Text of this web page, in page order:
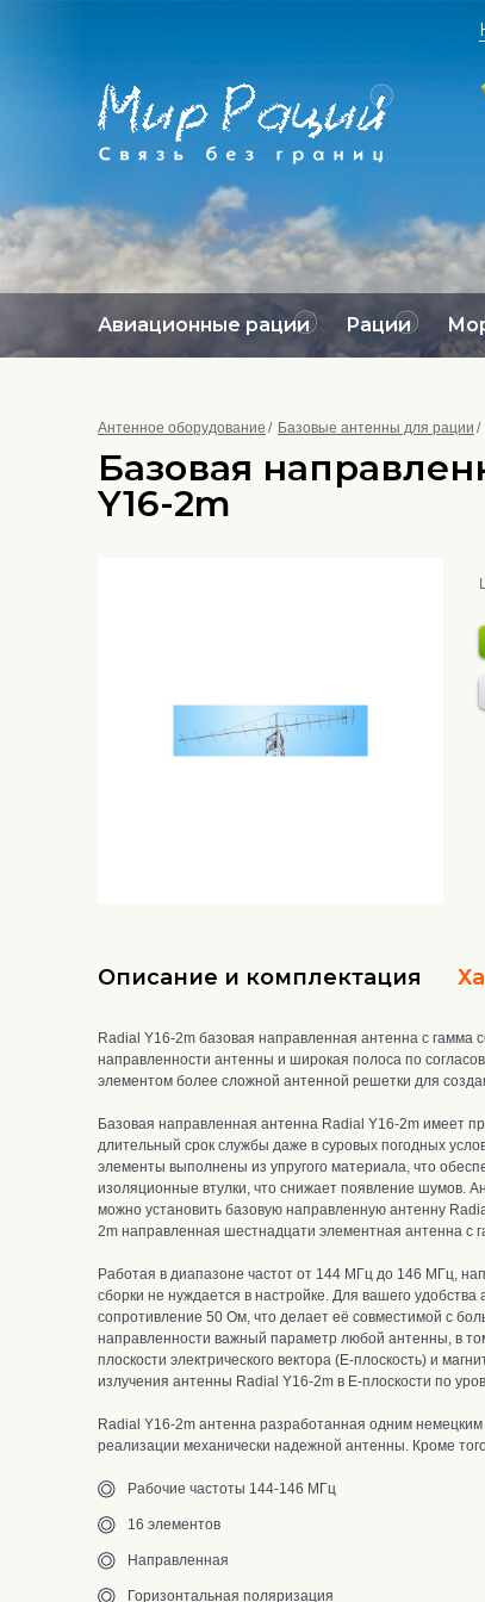
Авиационные рации Рации
Антенное оборудование Базовые антенны для рации
Базовая
Y16-2m
Описание и комплектация
Radial Y16-2m базовая направленная антенна с гамма
направленности антенны и широкая полоса по
элементом более сложной антенной решетки для
Базовая направленная антенна Radial Y16-2m имеет
длительный срок службы даже в суровых погодных
элементы выполнены из упругого материала, что
изоляционные втулки, что снижает появление шумов.
можно установить базовую направленную антенну
2m направленная шестнадцати элементная антенна с
Работая в диапазоне частот от 144 МГц до 146 МГц,
сборки не нуждается в настройке. Для вашего удобства
сопротивление 50 Ом, что делает её совместимой с
направленности важный параметр любой антенны, в
плоскости электрического вектора (E-плоскость) и
излучения антенны Radial Y16-2m в E-плоскости по
Radial Y16-2m антенна разработанная одним
реализации механически надежной антенны. Кроме
Рабочие частоты 144-146 МГц
16 элементов
Направленная
Горизонтальная поляризация